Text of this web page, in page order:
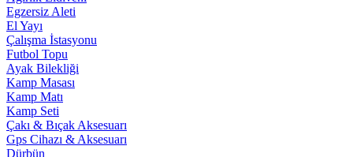
Egzersiz Aleti
El Yayı
Çalışma İstasyonu
Futbol Topu
Ayak Bilekliği
Kamp Masası
Kamp Matı
Kamp Seti
Çakı & Bıçak Aksesuarı
Gps Cihazı & Aksesuarı
Dürbün